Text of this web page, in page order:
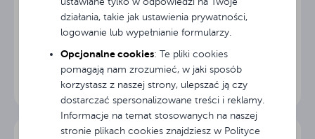
działania, takie jak ustawienia prywatności,
logowanie lub wypełnianie formularzy.
Opcjonalne cookies: Te pliki cookies
pomagają nam zrozumieć, w jaki sposób
korzystasz z naszej strony, ulepszać ją czy
dostarczać spersonalizowane treści i reklamy.
Informacje na temat stosowanych na naszej
stronie plikach cookies znajdziesz w Polityce
Wysokość
obrazu
172.7 cm
Czarny TOP 10 cm
powierzchni
Matt White
Pokrowiec do ekranów Avtek Screen Cover 195
cm